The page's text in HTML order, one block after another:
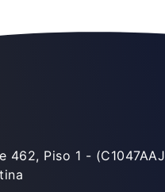
462, Piso 1 -